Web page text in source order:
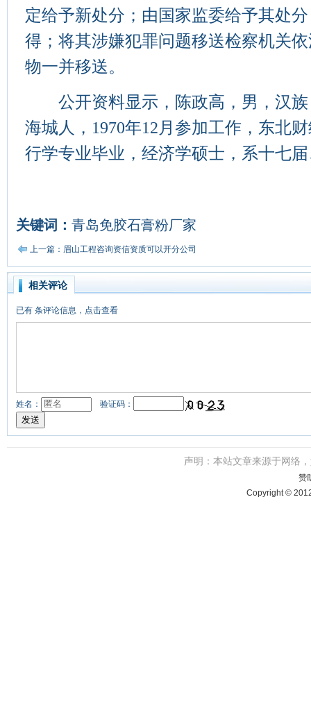
定给予新处分；由国家监委给予其处
得；将其涉嫌犯罪问题移送检察机关
物一并移送。
公开资料显示，陈政高，男，汉族
海城人，1970年12月参加工作，东北
行学专业毕业，经济学硕士，系十七
关键词： 青岛免胶石膏粉厂家
上一篇：眉山工程咨询资信资质可以开分公司
相关评论
已有 条评论信息，点击查看
姓名： 验证码：
声明：本站文章来源于网络
赞
Copyright ©